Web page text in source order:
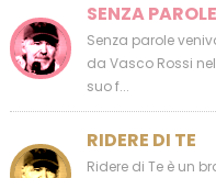
SENZA PAROLE
Senza parole
da Vasco Rossi
suo f...
RIDERE DI TE
Ridere di Te è un